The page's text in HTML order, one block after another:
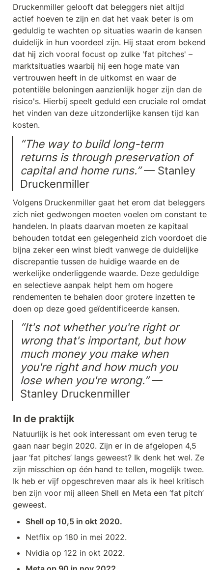
Druckenmiller gelooft dat beleggers niet altijd
actief hoeven te zijn en dat het vaak beter is om
geduldig te wachten op situaties waarin de kansen
duidelijk in hun voordeel zijn. Hij staat erom bekend
dat hij zich vooral focust op zulke 'fat pitches' –
marktsituaties waarbij hij een hoge mate van
vertrouwen heeft in de uitkomst en waar de
potentiële beloningen aanzienlijk hoger zijn dan de
risico's. Hierbij speelt geduld een cruciale rol omdat
het vinden van deze uitzonderlijke kansen tijd kan
kosten.
“The way to build long-term
returns is through preservation of
capital and home runs.” — Stanley
Druckenmiller
Volgens Druckenmiller gaat het erom dat beleggers
zich niet gedwongen moeten voelen om constant te
handelen. In plaats daarvan moeten ze kapitaal
behouden totdat een gelegenheid zich voordoet die
bijna zeker een winst biedt vanwege de duidelijke
discrepantie tussen de huidige waarde en de
werkelijke onderliggende waarde. Deze geduldige
en selectieve aanpak helpt hem om hogere
rendementen te behalen door grotere inzetten te
doen op deze goed geïdentificeerde kansen.
“It's not whether you're right or
wrong that's important, but how
much money you make when
you're right and how much you
lose when you're wrong.” —
Stanley Druckenmiller
In de praktijk
Natuurlijk is het ook interessant om even terug te
gaan naar begin 2020. Zijn er in de afgelopen 4,5
jaar ‘fat pitches’ langs geweest? Ik denk het wel. Ze
zijn misschien op één hand te tellen, mogelijk twee.
Ik heb er vijf opgeschreven maar als ik heel kritisch
ben zijn voor mij alleen Shell en Meta een ‘fat pitch’
geweest.
Shell op 10,5 in okt 2020.
Netflix op 180 in mei 2022.
Nvidia op 122 in okt 2022.